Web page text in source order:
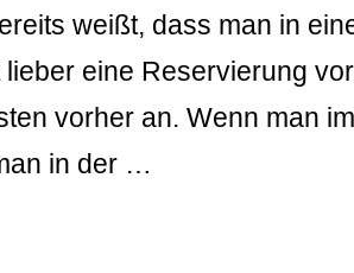
weißt, dass man in
eine Reservierung
vorher an. Wenn man
in der …